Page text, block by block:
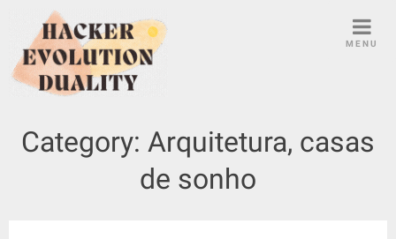
MENU
Category: Arquitetura, casas
de sonho